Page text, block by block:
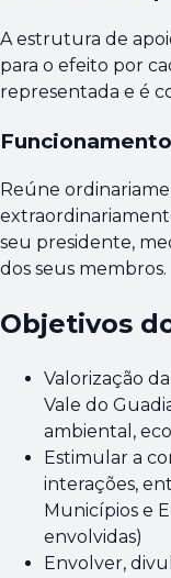
A estrutura de
para o efeito por
representada e é
Reúne
seu presidente,
dos seus membros.
Objetivos
Valorização
Vale do
ambiental,
Estimular a
interações,
Municípios e
envolvidas)
Envolver,